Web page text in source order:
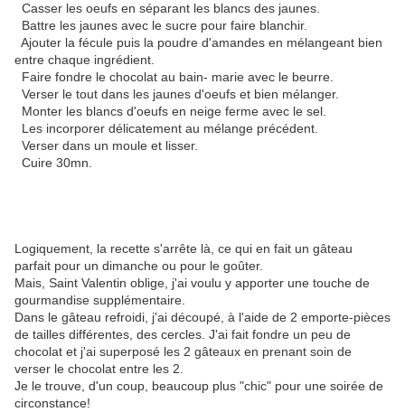
Casser les oeufs en séparant les blancs des jaunes.
Battre les jaunes avec le sucre pour faire blanchir.
Ajouter la fécule puis la poudre d'amandes en mélangeant bien
entre chaque ingrédient.
Faire fondre le chocolat au bain- marie avec le beurre.
Verser le tout dans les jaunes d'oeufs et bien mélanger.
Monter les blancs d'oeufs en neige ferme avec le sel.
Les incorporer délicatement au mélange précédent.
Verser dans un moule et lisser.
Cuire 30mn.
Logiquement, la recette s'arrête là, ce qui en fait un gâteau
parfait pour un dimanche ou pour le goûter.
Mais, Saint Valentin oblige, j'ai voulu y apporter une touche de
gourmandise supplémentaire.
Dans le gâteau refroidi, j'ai découpé, à l'aide de 2 emporte-pièces
de tailles différentes, des cercles. J'ai fait fondre un peu de
chocolat et j'ai superposé les 2 gâteaux en prenant soin de
verser le chocolat entre les 2.
Je le trouve, d'un coup, beaucoup plus "chic" pour une soirée de
circonstance!